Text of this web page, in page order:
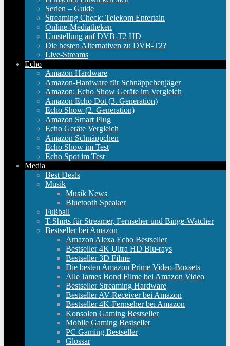
Serien – Guide
Streaming Check: Telekom Entertain
Online-Mediatheken
Umstellung auf DVB-T2 HD
Die besten Alternativen zu DVB-T2?
Live-Streams
Echo
Amazon Hardware
Amazon-Hardware für Schnäppchenjäger
Amazon: Echo Show Geräte im Vergleich
Amazon Echo Dot (3. Generation)
Echo Show (2. Generation)
Amazon Smart Plug
Echo Geräte Vergleich
Amazon Schnäppchen
Echo Show im Test
Echo Spot im Test
Media
Best Deals
Musik
Musik News
Bluetooth Speaker
Fußball
T-Shirts für Streamer, Fernseher und Binge-Watcher
Bestseller bei Amazon
Amazon Alexa Echo Bestseller
Bestseller 4K Ultra HD Blu-rays
Bestseller 3D Filme
Die besten Amazon Prime Video-Boxsets
Alle James Bond Filme bei Amazon Video
Bestseller Streaming Hardware
Bestseller AV-Receiver bei Amazon
Bestseller 4K-Fernseher bei Amazon
Konsolen Gaming Bestseller
Mobile Gaming Bestseller
PC Gaming Bestseller
Glossar